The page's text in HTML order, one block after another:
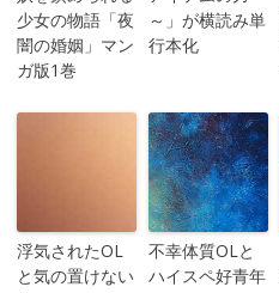
少女の物語「夜
闇の婚姻」マン
ガ版1巻
～」が横読み単
行本化
浮気されたOL
と気の置けない
不幸体質OLと
ハイスペ好青年